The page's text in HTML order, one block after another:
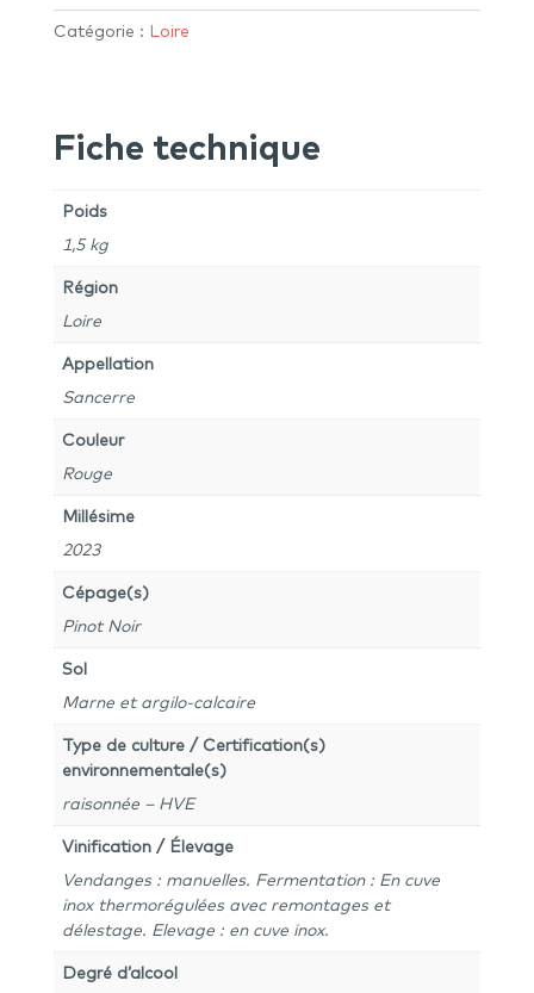
Mellot
-
Sancerre
Catégorie : Loire
Fiche technique
Poids
1,5 kg
Région
Loire
Appellation
Sancerre
Couleur
Rouge
Millésime
2023
Cépage(s)
Pinot Noir
Sol
Marne et argilo-calcaire
Type de culture / Certification(s)
environnementale(s)
raisonnée – HVE
Vinification / Élevage
Vendanges : manuelles. Fermentation : En cuve
inox thermorégulées avec remontages et
délestage. Elevage : en cuve inox.
Degré d’alcool